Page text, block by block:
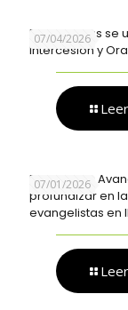
07/04/2026
Evangelistas se
Intercesión y
07/01/2026
Explorando
profundizar en
evangelistas en